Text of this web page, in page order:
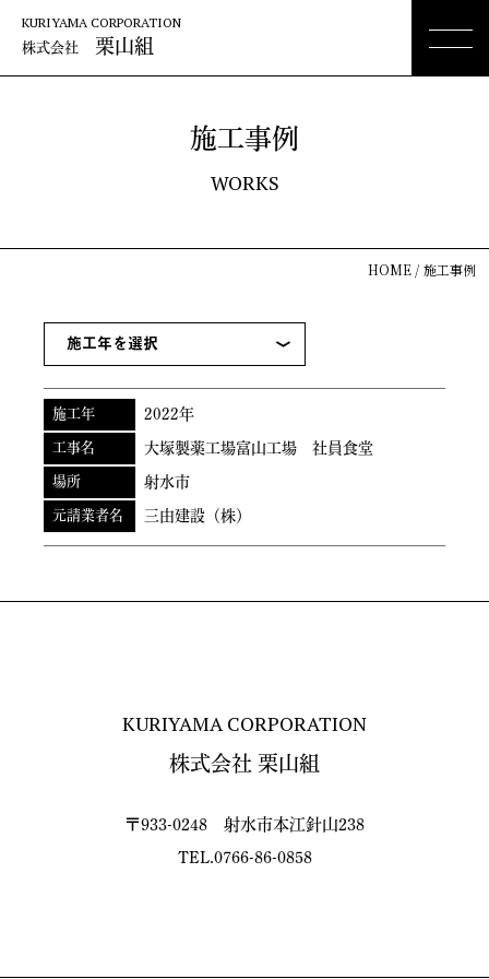
KURIYAMA CORPORATION
株式会社 栗山組
施工事例
WORKS
HOME 施工事例
施工年 2022年
工事名 大塚製薬工場富山工場 社員食堂
場所 射水市
元請業者名 三由建設（株）
KURIYAMA CORPORATION
株式会社 栗山組
〒933-0248 射水市本江針山238
TEL.0766-86-0858